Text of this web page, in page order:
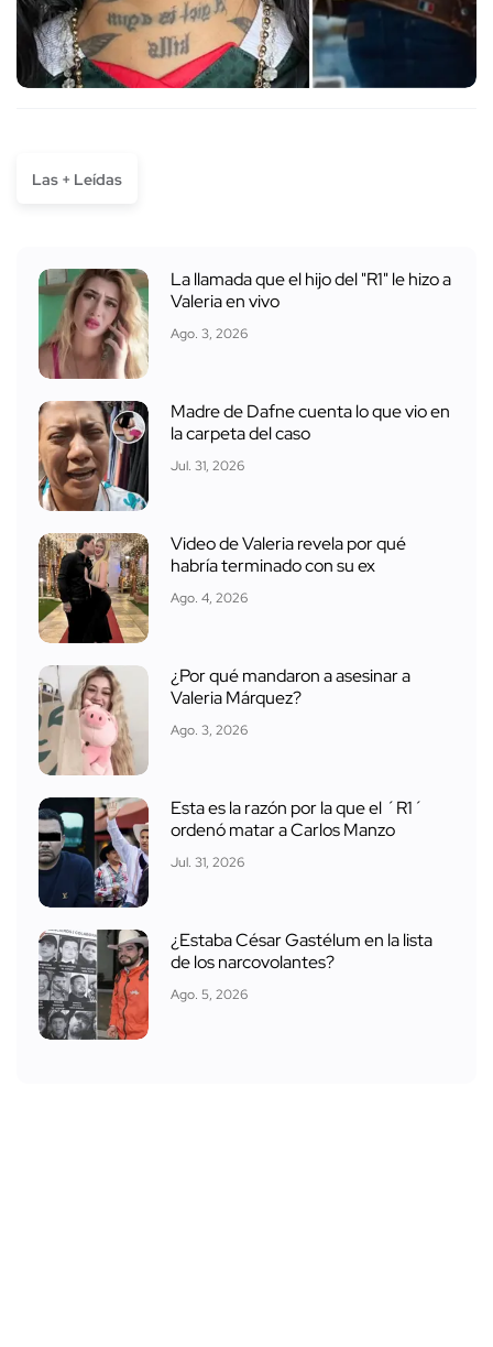
Las + Leídas
La llamada que el hijo del "R1" le hizo a
Valeria en vivo
Ago. 3, 2026
Madre de Dafne cuenta lo que vio en
la carpeta del caso
Jul. 31, 2026
Video de Valeria revela por qué
habría terminado con su ex
Ago. 4, 2026
¿Por qué mandaron a asesinar a
Valeria Márquez?
Ago. 3, 2026
Esta es la razón por la que el ´R1´
ordenó matar a Carlos Manzo
Jul. 31, 2026
¿Estaba César Gastélum en la lista
de los narcovolantes?
Ago. 5, 2026